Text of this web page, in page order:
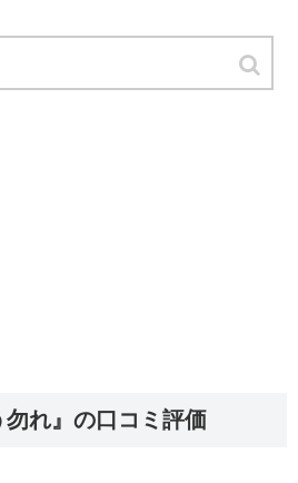
勿れ』の口コミ評価